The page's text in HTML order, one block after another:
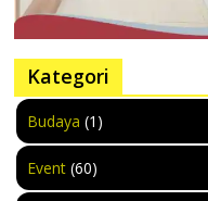
Kategori
Budaya (1)
Event (60)